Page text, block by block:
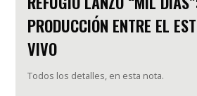
PRODUCCIÓN ENTRE EL
VIVO
Todos los detalles, en esta nota.